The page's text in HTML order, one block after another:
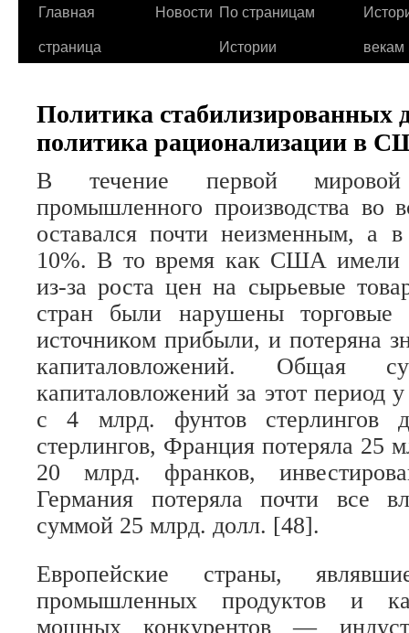
Главная
страница
Новости По страницам
Истории
векам
Политика стабилизированных
политика рационализации в
В течение первой
промышленного производства во
оставался почти неизменным,
10%. В то время как США имели
из-за роста цен на сырьевые
стран были нарушены торговые
источником прибыли, и потеряна
капиталовложений. Общая
капиталовложений за этот период
с 4 млрд. фунтов стерлингов
стерлингов, Франция потеряла 25
20 млрд. франков,
Германия потеряла почти все
суммой 25 млрд. долл. [48].
Европейские страны,
промышленных продуктов и
мощных конкурентов —